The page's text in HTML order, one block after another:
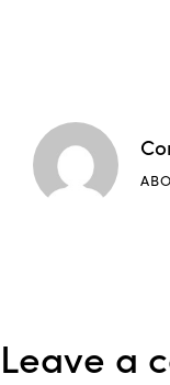
Leave a